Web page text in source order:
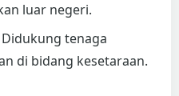
luar negeri.
Didukung tenaga
di bidang kesetaraan.